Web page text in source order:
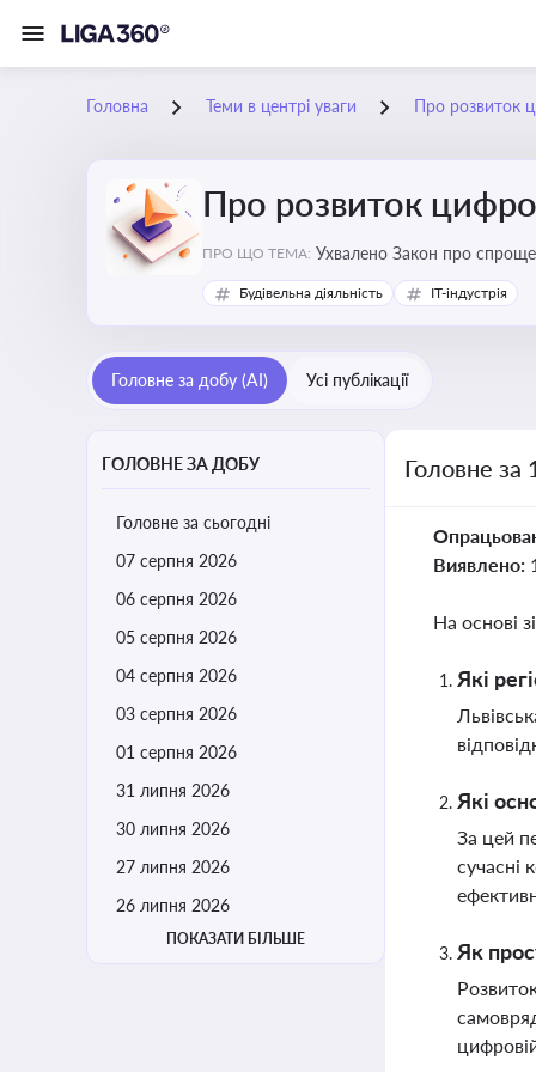
Головна Теми в центрі уваги Про розвиток
Про розвиток
ПРО ЩО ТЕМА: Ухвалено Закон про
Будівельна діяльність IT-індустрія
Головне за добу (AI) Усі публікації
ГОЛОВНЕ ЗА ДОБУ
Головне за сьогодні
07 серпня 2026
06 серпня 2026
05 серпня 2026
04 серпня 2026
03 серпня 2026
01 серпня 2026
31 липня 2026
30 липня 2026
27 липня 2026
26 липня 2026
ПОКАЗАТИ БІЛЬШЕ
Головне за
Виявлено:
На основі
Які
Які
За цей
сучасні
Як